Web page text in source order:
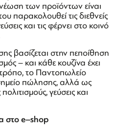
των προϊόντων είναι
παρακολουθεί τις διεθνείς
και τις φέρνει στο κοινό
βασίζεται στην πεποίθηση
– και κάθε κουζίνα έχει
το Παντοπωλείο
πώλησης, αλλά ως
γεύσεις και
στοe–shop